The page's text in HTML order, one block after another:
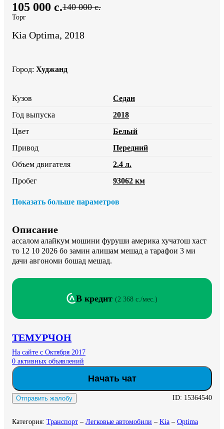
105 000 c.140 000 c.
Торг
Kia Optima, 2018
Город: Худжанд
Кузов
Седан
Год выпуска
2018
Цвет
Белый
Привод
Передний
Объем двигателя
2.4 л.
Пробег
93062 км
Показать больше параметров
Описание
ассалом алайкум мошини фуруши америка хучатош хаст
то 12 10 2026 бо замин алишам мешад а тарафои 3 ми
дачи авгономи бошад мешад.
В кредит (2 368 c./мес. )
ТЕМУРЧОН
На сайте с Октября 2017
0 активных объявлений
Начать чат
Отправить жалобу ID: 15364540
Категория: Транспорт – Легковые автомобили – Kia – Optima